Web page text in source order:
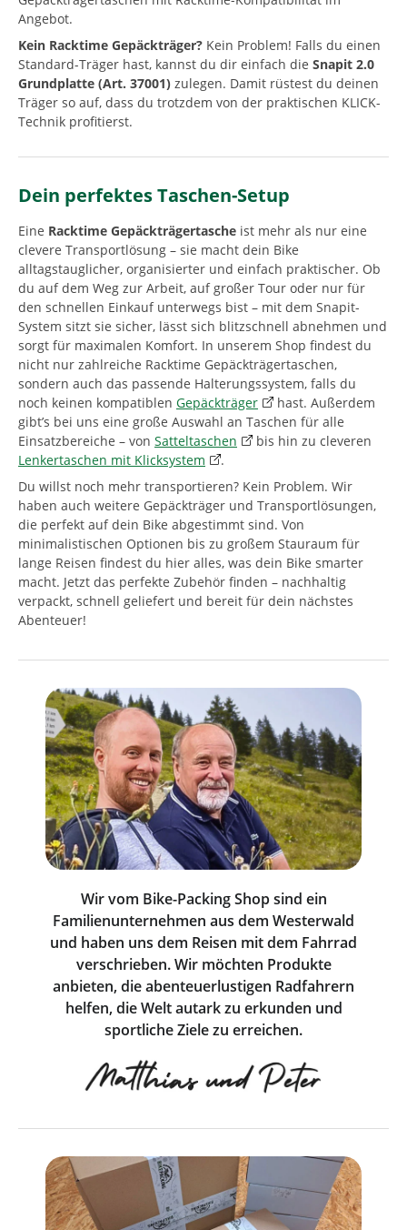
Angebot.
Kein Racktime Gepäckträger? Kein Problem! Falls du einen
Standard-Träger hast, kannst du dir einfach die Snapit 2.0
Grundplatte (Art. 37001) zulegen. Damit rüstest du deinen
Träger so auf, dass du trotzdem von der praktischen KLICK-
Technik profitierst.
Dein perfektes Taschen-Setup
Eine Racktime Gepäckträgertasche ist mehr als nur eine
clevere Transportlösung – sie macht dein Bike
alltagstauglicher, organisierter und einfach praktischer. Ob
du auf dem Weg zur Arbeit, auf großer Tour oder nur für
den schnellen Einkauf unterwegs bist – mit dem Snapit-
System sitzt sie sicher, lässt sich blitzschnell abnehmen und
sorgt für maximalen Komfort. In unserem Shop findest du
nicht nur zahlreiche Racktime Gepäckträgertaschen,
sondern auch das passende Halterungssystem, falls du
noch keinen kompatiblen Gepäckträger
hast. Außerdem
gibt’s bei uns eine große Auswahl an Taschen für alle
Einsatzbereiche – von Satteltaschen
bis hin zu cleveren
Lenkertaschen mit Klicksystem
.
Du willst noch mehr transportieren? Kein Problem. Wir
haben auch weitere Gepäckträger und Transportlösungen,
die perfekt auf dein Bike abgestimmt sind. Von
minimalistischen Optionen bis zu großem Stauraum für
lange Reisen findest du hier alles, was dein Bike smarter
macht. Jetzt das perfekte Zubehör finden – nachhaltig
verpackt, schnell geliefert und bereit für dein nächstes
Abenteuer!
Wir vom Bike-Packing Shop sind ein
Familienunternehmen aus dem Westerwald
und haben uns dem Reisen mit dem Fahrrad
verschrieben. Wir möchten Produkte
anbieten, die abenteuerlustigen Radfahrern
helfen, die Welt autark zu erkunden und
sportliche Ziele zu erreichen.